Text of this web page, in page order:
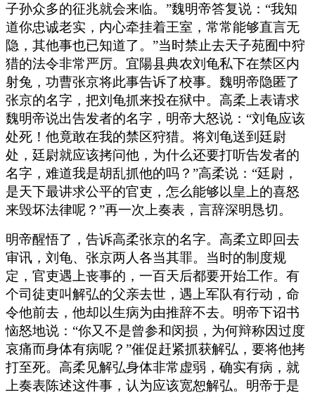
子孙众多的征兆就会来临。”魏明帝答复说：“我知
道你忠诚老实，内心牵挂着王室，常常能够直言无
隐，其他事也已知道了。”当时禁止去天子苑囿中狩
猎的法令非常严厉。宜陽县典农刘龟私下在禁区内
射兔，功曹张京将此事告诉了校事。魏明帝隐匿了
张京的名字，把刘龟抓来投在狱中。高柔上表请求
魏明帝说出告发者的名字，明帝大怒说：“刘龟应该
处死！他竟敢在我的禁区狩猎。将刘龟送到廷尉
处，廷尉就应该拷问他，为什么还要打听告发者的
名字，难道我是胡乱抓他的吗？”高柔说：“廷尉，
是天下最讲求公平的官吏，怎么能够以皇上的喜怒
来毁坏法律呢？”再一次上奏表，言辞深明恳切。
明帝醒悟了，告诉高柔张京的名字。高柔立即回去
审讯，刘龟、张京两人各当其罪。当时的制度规
定，官吏遇上丧事的，一百天后都要开始工作。有
个司徒吏叫解弘的父亲去世，遇上军队有行动，命
令他前去，他却以生病为由推辞不去。明帝下诏书
恼怒地说：“你又不是曾参和闵损，为何辩称因过度
哀痛而身体有病呢？”催促赶紧抓获解弘，要将他拷
打至死。高柔见解弘身体非常虚弱，确实有病，就
上奏表陈述这件事，认为应该宽恕解弘。明帝于是